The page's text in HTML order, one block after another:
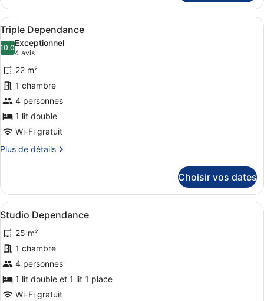
le
type
de
chambre
Double
Dependance
Afficher
toutes
les
photos
pour
ce
type
de
chambre :
Triple
Triple Dependance | Literie de
5
Triple Dependance
10,010,0 sur 10
Exceptionnel
4 avis
(4 avis)
22 m²
1 chambre
4 personnes
1 lit double
Wi-Fi gratuit
Plus de détails
Plus
le
type
de
Triple
Dependance
Choisir vos dates
Afficher
toutes
les
photos
pour
ce
type
Une chambre d’hôtel avec un lit,
5
Studio Dependance
25 m²
1 chambre
4 personnes
1 lit double et 1 lit 1 place
Wi-Fi gratuit